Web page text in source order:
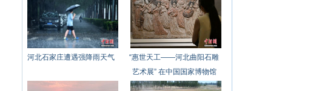
河北石家庄遭遇强降雨天气
“惠世天工——河北曲阳石雕
艺术展” 在中国国家博物馆
开幕